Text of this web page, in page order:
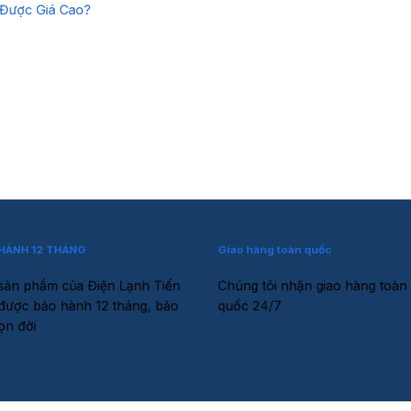
Giá Cao?
12 THÁNG
phẩm của Điện Lạnh Tiến
bảo hành 12 tháng, bảo
đời
Giao hàng toàn quốc
Chúng tôi nhận giao hàng toàn
quốc 24/7